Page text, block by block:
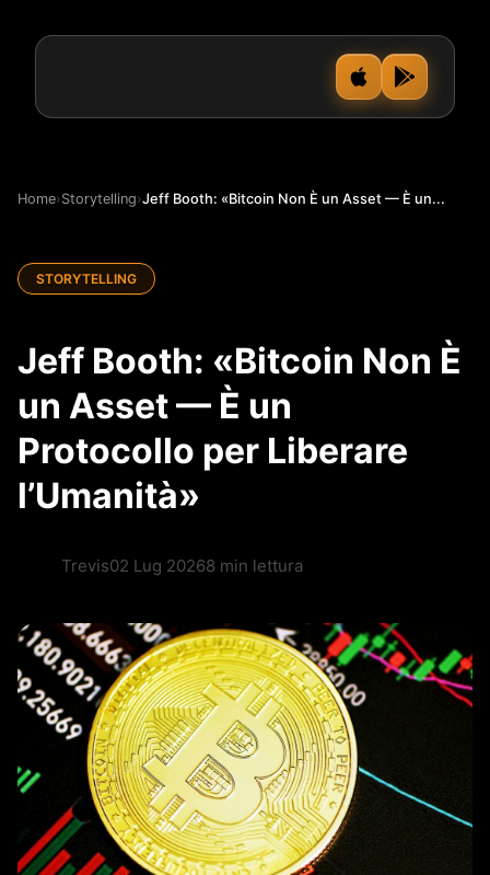
Home›Storytelling›Jeff Booth: «Bitcoin Non È un Asset — È un...
STORYTELLING
Jeff Booth: «Bitcoin Non È
un Asset — È un
Protocollo per Liberare
l’Umanità»
Trevis02 Lug 20268 min lettura